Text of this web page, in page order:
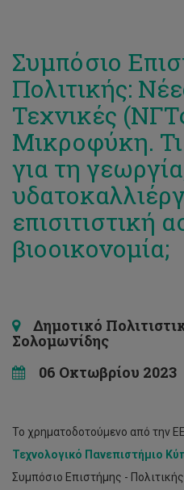
Συμπόσιο
Πολιτικής:
Τεχνικές
Μικροφύκη.
για τη
επισιτιστική
βιοοικονομία;
Δημοτικό
Σολομωνίδης
06 Οκτωβρίου 2023
Το χρηματοδοτούμενο από την
Τεχνολογικό Πανεπιστήμιο
Συμπόσιο Επιστήμης - Πολιτικής